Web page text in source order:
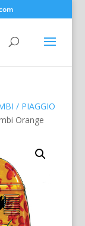
/ PIAGGIO
Orange